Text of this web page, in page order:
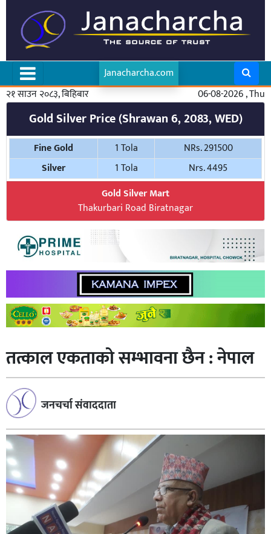
Janacharcha.com
२१ साउन २०८३, बिहिबार
06-08-2026 , Thu
Gold Silver Price (Shrawan 6, 2083, WED)
Fine Gold 1 Tola
NRs. 291500
Silver
1 Tola
Nrs. 4495
Gold Silver Mart
Thakurbari Road Biratnagar
तत्काल एकताको सम्भावना छैन : नेपाल
जनचर्चा संवाददाता